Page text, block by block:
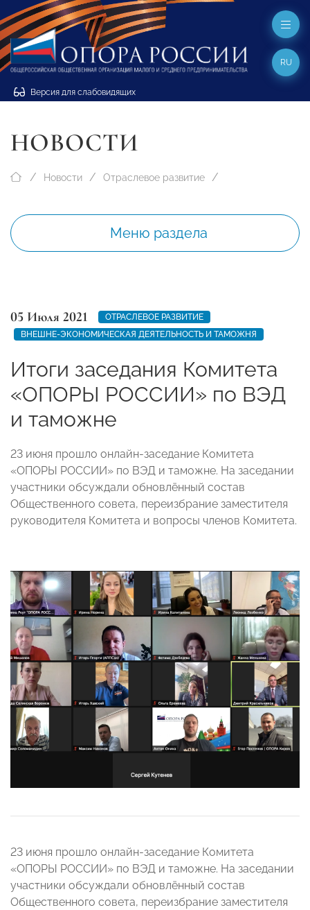
Версия для слабовидящих
RU
НОВОСТИ
Новости Отраслевое развитие
Меню раздела
05 Июля 2021
ОТРАСЛЕВОЕ РАЗВИТИЕ
ВНЕШНЕ-ЭКОНОМИЧЕСКАЯ ДЕЯТЕЛЬНОСТЬ И ТАМОЖНЯ
Итоги заседания Комитета
«ОПОРЫ РОССИИ» по ВЭД
и таможне
23 июня прошло онлайн-заседание Комитета
«ОПОРЫ РОССИИ» по ВЭД и таможне. На заседании
участники обсуждали обновлённый состав
Общественного совета, переизбрание заместителя
руководителя Комитета и вопросы членов Комитета.
23 июня прошло онлайн-заседание Комитета
«ОПОРЫ РОССИИ» по ВЭД и таможне. На заседании
участники обсуждали обновлённый состав
Общественного совета, переизбрание заместителя